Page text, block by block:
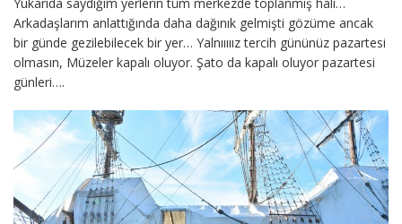
Arkadaşlarım anlattığında daha dağınık gelmişti gözüme ancak
bir günde gezilebilecek bir yer… Yalnııııız tercih gününüz pazartesi
olmasın, Müzeler kapalı oluyor. Şato da kapalı oluyor pazartesi
günleri….